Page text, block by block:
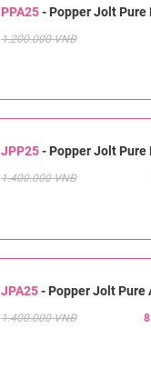
PPA25- Popper Jolt Pure
1.200.000 VNĐ
JPP25- Popper Jolt Pure
1.400.000 VNĐ
JPA25- Popper Jolt Pure
1.400.000 VNĐ